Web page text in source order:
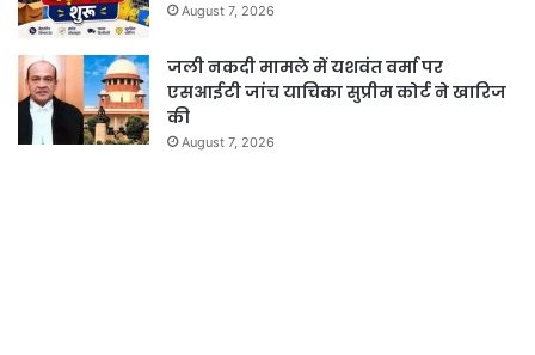
August 7, 2026
जली नकदी मामले में यशवंत वर्मा पर
एसआईटी जांच याचिका सुप्रीम कोर्ट ने खारिज
की
August 7, 2026